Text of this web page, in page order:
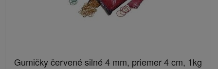
Gumičky červené silné 4 mm, priemer 4 cm, 1kg